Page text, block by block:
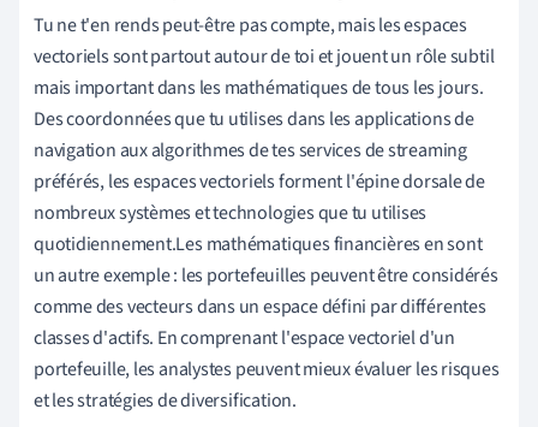
Tu ne t'en rends peut-être pas compte, mais les espaces
vectoriels sont partout autour de toi et jouent un rôle subtil
mais important dans les mathématiques de tous les jours.
Des coordonnées que tu utilises dans les applications de
navigation aux algorithmes de tes services de streaming
préférés, les espaces vectoriels forment l'épine dorsale de
nombreux systèmes et technologies que tu utilises
quotidiennement.Les mathématiques financières en sont
un autre exemple : les portefeuilles peuvent être considérés
comme des vecteurs dans un espace défini par différentes
classes d'actifs. En comprenant l'espace vectoriel d'un
portefeuille, les analystes peuvent mieux évaluer les risques
et les stratégies de diversification.